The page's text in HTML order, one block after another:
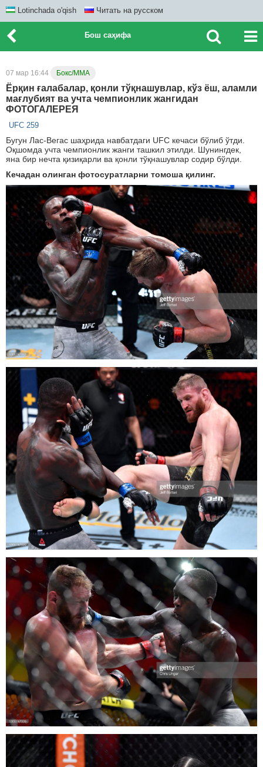
Lotinchada o'qish Читать на русском
Бош саҳифа
07 мар 16:44 Бокс/ММА
Ёрқин ғалабалар, қонли тўқнашувлар, кўз ёш, аламли
мағлубият ва учта чемпионлик жангидан
ФОТОГАЛEРEЯ
UFC 259
Бугун Лас-Вегас шаҳрида навбатдаги UFC кечаси бўлиб ўтди.
Оқшомда учта чемпионлик жанги ташкил этилди. Шунингдек,
яна бир нечта қизиқарли ва қонли тўқнашувлар содир бўлди.
Кечадан олинган фотосуратларни томоша қилинг.